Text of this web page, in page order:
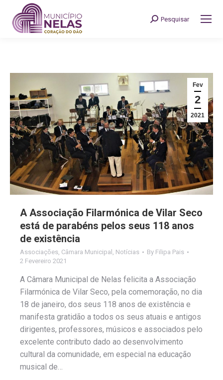
Search:
Pesquisar
Fev
2
2021
A Associação Filarmónica de Vilar Seco
está de parabéns pelos seus 118 anos
de existência
Associações, Câmara Municipal , Notícias By Filipa Pais
2 Fevereiro 2021
A Câmara Municipal de Nelas felicita a Associação
Filarmónica de Vilar Seco, pela comemoração, no dia
18 de janeiro, dos seus 118 anos de existência e
manifesta gratidão a todos os seus atuais e antigos
dirigentes, professores, músicos e associados pelo
excelente contributo dado ao desenvolvimento
cultural da comunidade, em especial na educação
musical de…